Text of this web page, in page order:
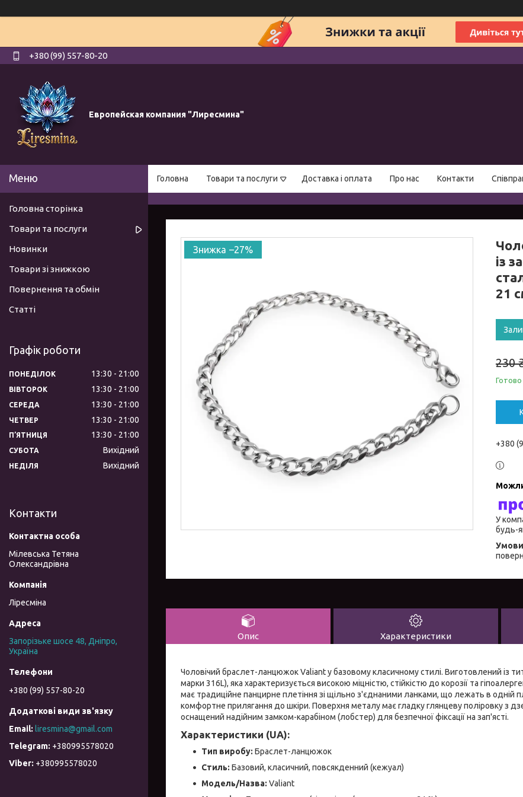
+380 (99) 557-80-20
Европейская компания "Лиресмина"
Головна Товари та послуги Доставка і оплата Про нас Контакти
–27%
із
21
230
Готово
+380
У
будь-
Опис Характеристики
Чоловічий браслет-ланцюжок Valiant у базовому класичному стилі. Виготовлений із
марки 316L), яка характеризується високою міцністю, стійкістю до корозії та
має традиційне панцирне плетіння зі щільно з'єднаними ланками, що лежать в одній
комфортне прилягання до шкіри. Поверхня металу має гладку глянцеву поліровку з
оснащений надійним замком-карабіном (лобстер) для безпечної фіксації на зап'ясті.
Характеристики (UA):
Тип виробу: Браслет-ланцюжок
Стиль: Базовий, класичний, повсякденний (кежуал)
Модель/Назва: Valiant
Головна сторінка
Товари та послуги
Новинки
Товари зі знижкою
Повернення та обмін
Статті
Графік роботи
ПОНЕДІЛОК 13:30 21:00
ВІВТОРОК 13:30 21:00
СЕРЕДА 13:30 21:00
ЧЕТВЕР 13:30 21:00
ПʼЯТНИЦЯ 13:30 21:00
СУБОТА Вихідний
НЕДІЛЯ Вихідний
Контакти
Мілевська Тетяна
Олександрівна
Ліресміна
Запорізьке шосе 48, Дніпро,
Україна
+380 (99) 557-80-20
liresmina@gmail.com
+380995578020
+380995578020